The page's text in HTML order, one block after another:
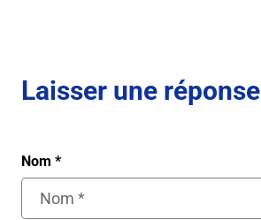
Laisser une réponse
Nom *